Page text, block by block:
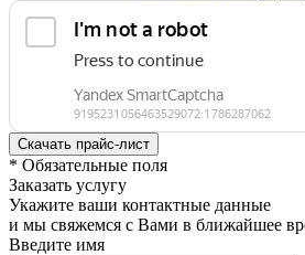
* Обязательные поля
Заказать услугу
Укажите ваши контактные данные
и мы свяжемся с Вами в ближайшее
Введите имя